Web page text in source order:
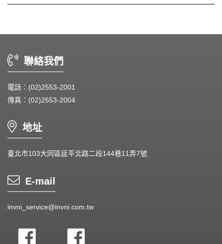
聯絡我們
電話：(02)2553-2001
傳真：(02)2553-2004
地址
臺北市103大同區延平北路二段144巷11弄7號
E-mail
invni_service@invni.com.tw